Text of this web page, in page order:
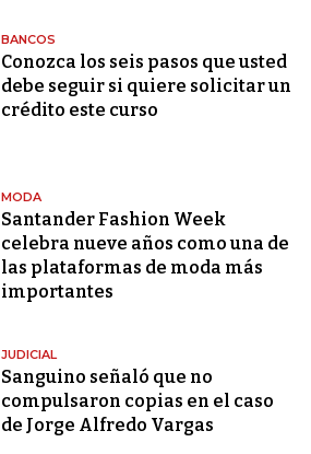
BANCOS
Conozca los seis pasos que usted
debe seguir si quiere solicitar un
crédito este curso
MODA
Santander Fashion Week
celebra nueve años como una de
las plataformas de moda más
importantes
JUDICIAL
Sanguino señaló que no
compulsaron copias en el caso
de Jorge Alfredo Vargas